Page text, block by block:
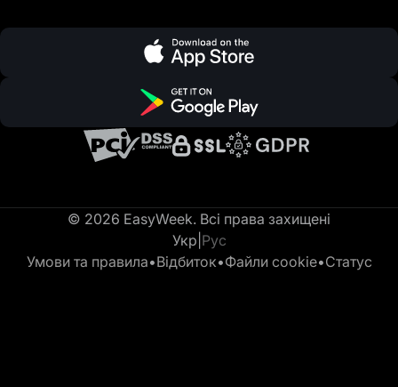
© 2026 EasyWeek. Всі права захищені
Укр Рус
Умови та правила•Відбиток•Файли cookie•Статус